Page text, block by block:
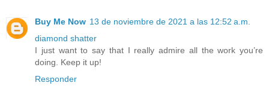
Buy Me Now 13 de noviembre de 2021 a las 12:52 a.m.
diamond shatter
I just want to say that I really admire all the work you’re
doing. Keep it up!
Responder